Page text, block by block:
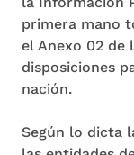
primera mano
el Anexo 02 de
disposiciones
nación.
Según lo dicta